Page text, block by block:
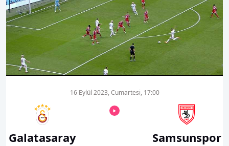
00:01 00:00
Galatasaray
16 Eylül 2023, Cumartesi, 17:00
Samsunspor